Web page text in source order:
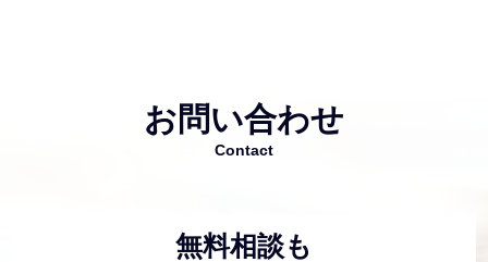
お問い合わせ
Contact
無料相談も